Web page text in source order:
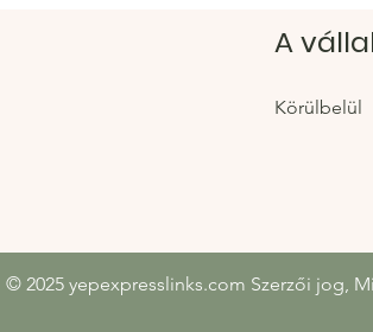
A
Körülbelül
© 2025 yepexpresslinks.com Szerzői jog,